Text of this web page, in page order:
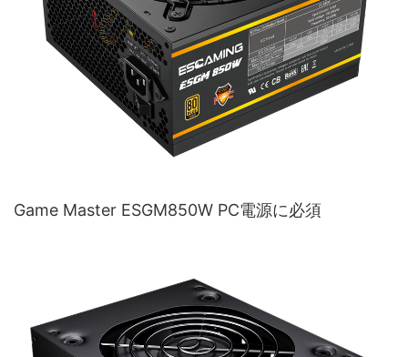
Game Master ESGM850W PC電源に必須